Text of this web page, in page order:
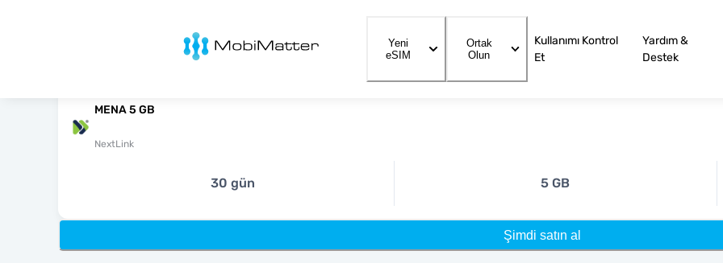
MobiMatter
Yeni
eSIM
Ortak
Olun
Kullanımı Kontrol
Et
Yardım &
Destek
MENA 5 GB
NextLink
30 gün 5 GB
Şimdi satın al